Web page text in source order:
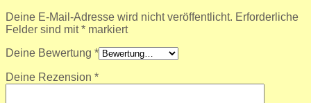
Deine E-Mail-Adresse wird nicht veröffentlicht. Erforderliche
Felder sind mit* markiert
Deine Bewertung *
Deine Rezension *